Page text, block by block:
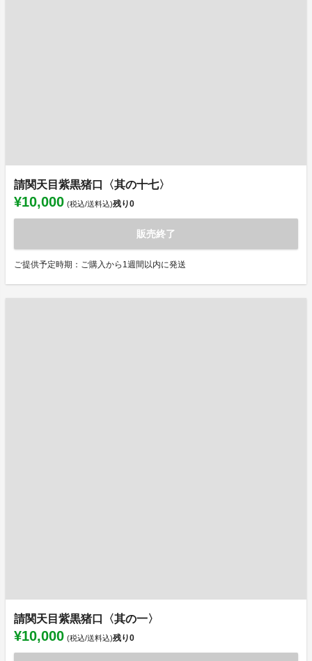
請関天目紫黒猪口〈其の十七〉
¥10,000 (税込/送料込)残り0
販売終了
ご提供予定時期：ご購入から1週間以内に発送
請関天目紫黒猪口〈其の一〉
¥10,000 (税込/送料込)残り0